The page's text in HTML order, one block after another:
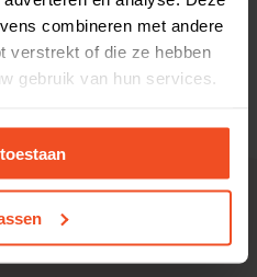
combineren met andere
verstrekt of die ze hebben
gebruik van hun services.
paarden en pony’s